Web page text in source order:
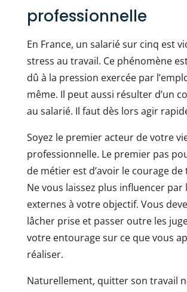
professionnelle
En France, un salarié sur cinq est
stress au travail. Ce phénomène
dû à la pression exercée par
même. Il peut aussi résulter d’un
au salarié. Il faut dès lors agir
Soyez le premier acteur de votre
professionnelle. Le premier pas
de métier est d’avoir le courage
Ne vous laissez plus influencer par
externes à votre objectif. Vous
lâcher prise et passer outre les
votre entourage sur ce que vous
réaliser.
Naturellement, quitter son travail